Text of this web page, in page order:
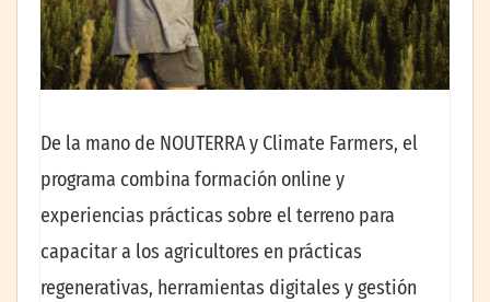
De la mano de NOUTERRA y Climate Farmers, el
programa combina formación online y
experiencias prácticas sobre el terreno para
capacitar a los agricultores en prácticas
regenerativas, herramientas digitales y gestión